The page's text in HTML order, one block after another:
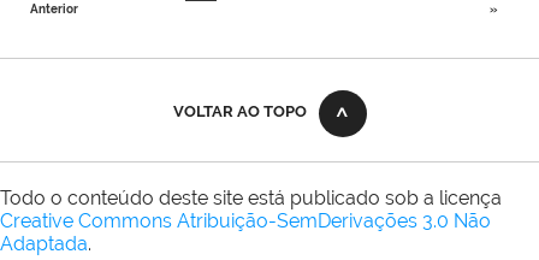
Anterior
»
VOLTAR AO TOPO
Todo o conteúdo deste site está publicado sob a licença
Creative Commons Atribuição-SemDerivações 3.0 Não
Adaptada.